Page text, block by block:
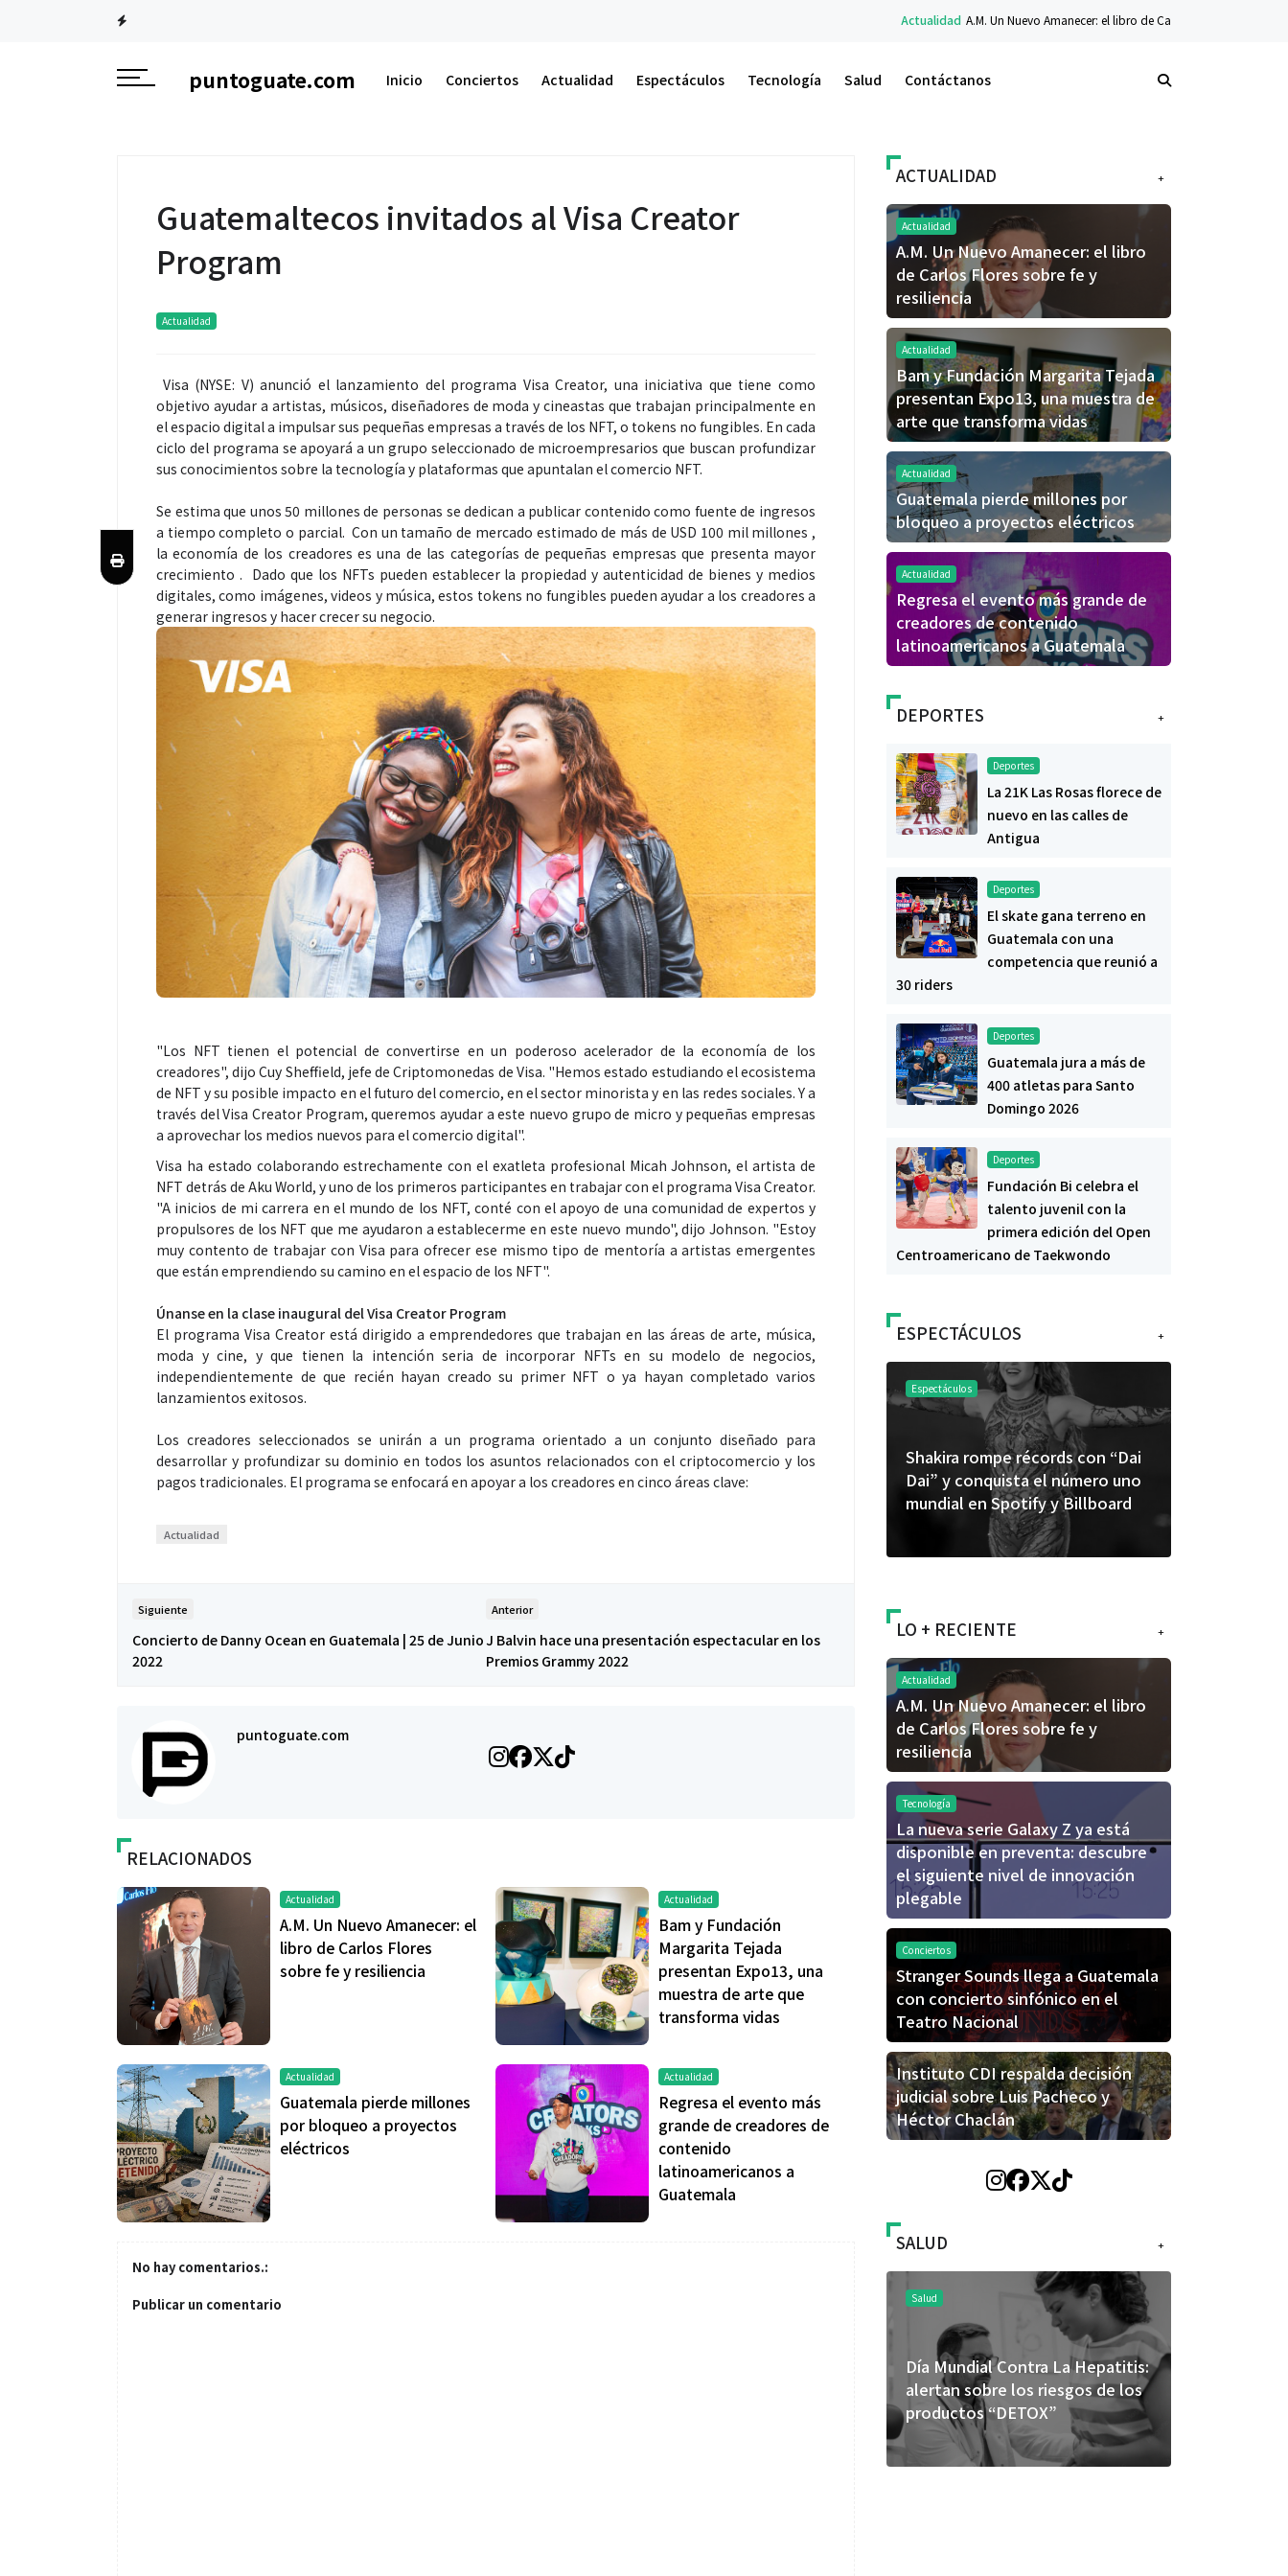
A.M. Un Nuevo Amanecer: el libro de Carlos Flores sobre fe y resiliencia
puntoguate.com Inicio Conciertos Actualidad Espectáculos Tecnología Salud Contáctanos
Guatemaltecos invitados al Visa Creator
Program
Actualidad
Visa (NYSE: V) anunció el lanzamiento del programa Visa Creator, una iniciativa que tiene como
objetivo ayudar a artistas, músicos, diseñadores de moda y cineastas que trabajan principalmente en
el espacio digital a impulsar sus pequeñas empresas a través de los NFT, o tokens no fungibles. En cada
ciclo del programa se apoyará a un grupo seleccionado de microempresarios que buscan profundizar
sus conocimientos sobre la tecnología y plataformas que apuntalan el comercio NFT.
Se estima que unos 50 millones de personas se dedican a publicar contenido como fuente de ingresos
a tiempo completo o parcial. Con un tamaño de mercado estimado de más de USD 100 mil millones ,
la economía de los creadores es una de las categorías de pequeñas empresas que presenta mayor
crecimiento . Dado que los NFTs pueden establecer la propiedad y autenticidad de bienes y medios
digitales, como imágenes, videos y música, estos tokens no fungibles pueden ayudar a los creadores a
generar ingresos y hacer crecer su negocio.
"Los NFT tienen el potencial de convertirse en un poderoso acelerador de la economía de los
creadores", dijo Cuy Sheffield, jefe de Criptomonedas de Visa. "Hemos estado estudiando el ecosistema
de NFT y su posible impacto en el futuro del comercio, en el sector minorista y en las redes sociales. Y a
través del Visa Creator Program, queremos ayudar a este nuevo grupo de micro y pequeñas empresas
a aprovechar los medios nuevos para el comercio digital".
Visa ha estado colaborando estrechamente con el exatleta profesional Micah Johnson, el artista de
NFT detrás de Aku World, y uno de los primeros participantes en trabajar con el programa Visa Creator.
"A inicios de mi carrera en el mundo de los NFT, conté con el apoyo de una comunidad de expertos y
propulsores de los NFT que me ayudaron a establecerme en este nuevo mundo", dijo Johnson. "Estoy
muy contento de trabajar con Visa para ofrecer ese mismo tipo de mentoría a artistas emergentes
que están emprendiendo su camino en el espacio de los NFT".
Únanse en la clase inaugural del Visa Creator Program
El programa Visa Creator está dirigido a emprendedores que trabajan en las áreas de arte, música,
moda y cine, y que tienen la intención seria de incorporar NFTs en su modelo de negocios,
independientemente de que recién hayan creado su primer NFT o ya hayan completado varios
lanzamientos exitosos.
Los creadores seleccionados se unirán a un programa orientado a un conjunto diseñado para
desarrollar y profundizar su dominio en todos los asuntos relacionados con el criptocomercio y los
pagos tradicionales. El programa se enfocará en apoyar a los creadores en cinco áreas clave:
Actualidad
Siguiente
Concierto de Danny Ocean en Guatemala | 25 de Junio
2022
Anterior
J Balvin hace una presentación espectacular en los
Premios Grammy 2022
puntoguate.com
RELACIONADOS
Actualidad
A.M. Un Nuevo Amanecer: el
libro de Carlos Flores
sobre fe y resiliencia
Actualidad
Bam y Fundación
Margarita Tejada
presentan Expo13, una
muestra de arte que
transforma vidas
Actualidad
Guatemala pierde millones
por bloqueo a proyectos
eléctricos
Actualidad
Regresa el evento más
grande de creadores de
contenido
latinoamericanos a
Guatemala
No hay comentarios.:
Publicar un comentario
+
ACTUALIDAD
Actualidad
A.M. Un Nuevo Amanecer: el libro
de Carlos Flores sobre fe y
resiliencia
Actualidad
Bam y Fundación Margarita Tejada
presentan Expo13, una muestra de
arte que transforma vidas
Actualidad
Guatemala pierde millones por
bloqueo a proyectos eléctricos
Actualidad
Regresa el evento más grande de
creadores de contenido
latinoamericanos a Guatemala
+
DEPORTES
Deportes
La 21K Las Rosas florece de
nuevo en las calles de
Antigua
Deportes
El skate gana terreno en
Guatemala con una
competencia que reunió a
30 riders
Deportes
Guatemala jura a más de
400 atletas para Santo
Domingo 2026
Deportes
Fundación Bi celebra el
talento juvenil con la
primera edición del Open
Centroamericano de Taekwondo
+
ESPECTÁCULOS
Espectáculos
Shakira rompe récords con “Dai
Dai” y conquista el número uno
mundial en Spotify y Billboard
Espectáculos
La marimba une generaciones: el
46.º Festival de Marimba Paiz
Espectáculos
“Donde quiera que estés” el
primer capítulo del universo de
+
LO + RECIENTE
Actualidad
A.M. Un Nuevo Amanecer: el libro
de Carlos Flores sobre fe y
resiliencia
Tecnología
La nueva serie Galaxy Z ya está
disponible en preventa: descubre
el siguiente nivel de innovación
plegable
Conciertos
Stranger Sounds llega a Guatemala
con concierto sinfónico en el
Teatro Nacional
Instituto CDI respalda decisión
judicial sobre Luis Pacheco y
Héctor Chaclán
+
SALUD
Salud
Día Mundial Contra La Hepatitis:
alertan sobre los riesgos de los
productos “DETOX”